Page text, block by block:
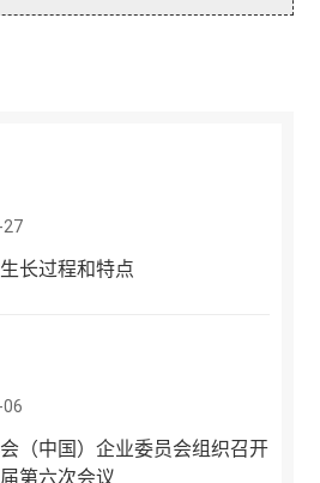
27
长过程和特点
（中国）企业委员会组织召开
第六次会议